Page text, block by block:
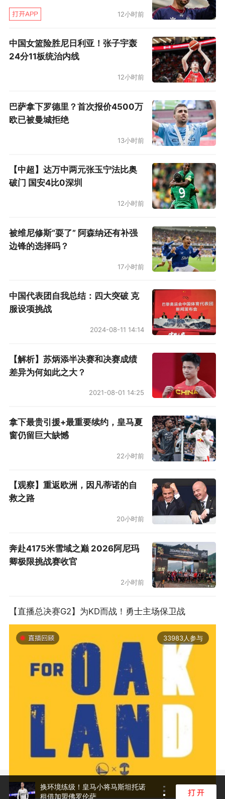
12小时前
中国女篮险胜尼日利亚！张子宇轰
24分11板统治内线
12小时前
巴萨拿下罗德里？首次报价4500万
欧已被曼城拒绝
13小时前
【中超】达万中两元张玉宁法比奥
破门 国安4比0深圳
12小时前
被维尼修斯“耍了” 阿森纳还有补强
边锋的选择吗？
17小时前
中国代表团自我总结：四大突破 克
服设项挑战
2024-08-11 14:14
【解析】苏炳添半决赛和决赛成绩
差异为何如此之大？
2021-08-01 14:25
拿下最贵引援+最重要续约，皇马夏
窗仍留巨大缺憾
22小时前
【观察】重返欧洲，因凡蒂诺的自
救之路
20小时前
奔赴4175米雪域之巅 2026阿尼玛
卿极限挑战赛收官
2小时前
【直播总决赛G2】为KD而战！勇士主场保卫战
33983人参与
2019-06-14 01:03
换环境练级！皇马小将马斯坦托诺
租借加盟佛罗伦萨